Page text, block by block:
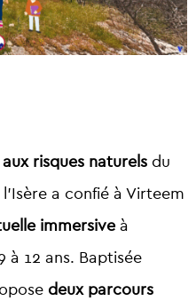
risques naturels du
a confié à Virteem
immersive à
à 12 ans. Baptisée
deux parcours